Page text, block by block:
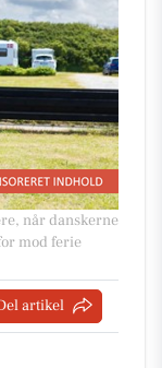
når danskerne
mod ferie
artikel